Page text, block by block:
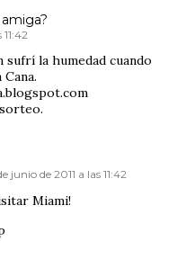
sufrí la humedad cuando
junio de 2011 a las 11:42
Miami!